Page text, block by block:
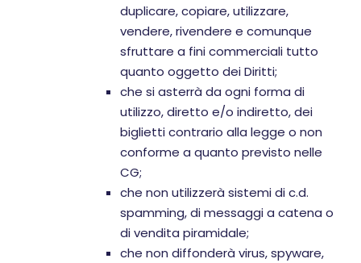
duplicare, copiare, utilizzare,
vendere, rivendere e comunque
sfruttare a fini commerciali tutto
quanto oggetto dei Diritti;
che si asterrà da ogni forma di
utilizzo, diretto e/o indiretto, dei
biglietti contrario alla legge o non
conforme a quanto previsto nelle
CG;
che non utilizzerà sistemi di c.d.
spamming, di messaggi a catena o
di vendita piramidale;
che non diffonderà virus, spyware,